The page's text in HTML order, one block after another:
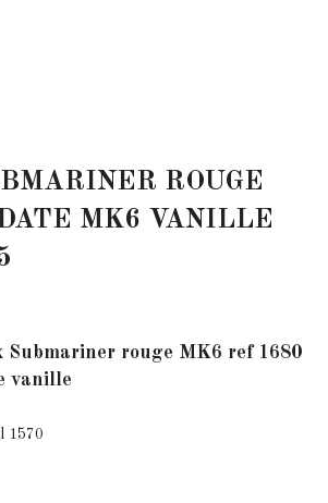
ROUGE
MK6 VANILLE
Submariner rouge MK6 ref 1680
vanille
1570